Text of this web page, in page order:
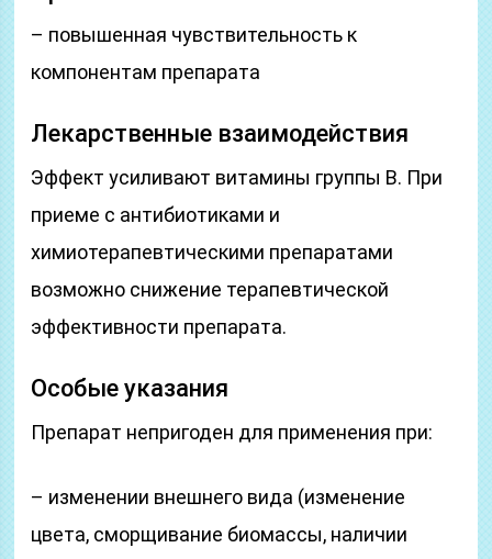
– повышенная чувствительность к
компонентам препарата
Лекарственные взаимодействия
Эффект усиливают витамины группы В. При
приеме с антибиотиками и
химиотерапевтическими препаратами
возможно снижение терапевтической
эффективности препарата.
Особые указания
Препарат непригоден для применения при:
– изменении внешнего вида (изменение
цвета, сморщивание биомассы, наличии